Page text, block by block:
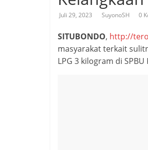
Juli 29, 2023 SuyonoSH 0
SITUBONDO, http://
masyarakat terkait
LPG 3 kilogram di